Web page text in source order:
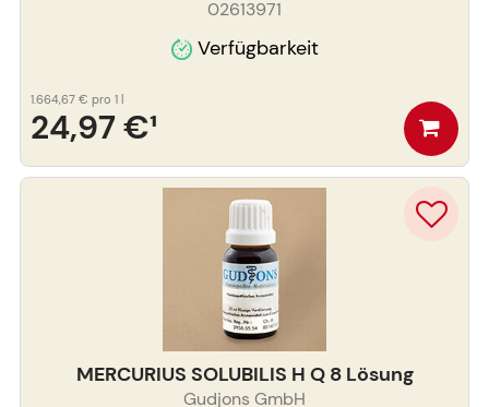
02613971
Verfügbarkeit
24,97 €¹
1.664,67 € pro 1 l
MERCURIUS SOLUBILIS H Q 8 Lösung
Gudjons GmbH